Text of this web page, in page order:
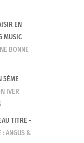
EN
MUSIC
BONNE
5ÈME
IVER
TITRE -
: ANGUS &